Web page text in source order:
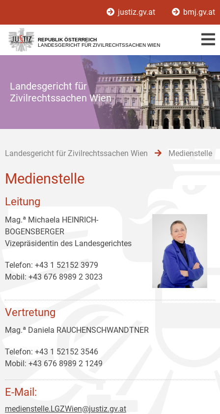
[1]
[2]
[3]
justiz.gv.at bmj.gv.at
REPUBLIK ÖSTERREICH
LANDESGERICHT FÜR ZIVILRECHTSSACHEN WIEN
Landesgericht für
Zivilrechtssachen Wien
Landesgericht für Zivilrechtssachen Wien Medienstelle
Medienstelle
Leitung
Mag.ª Michaela HEINRICH-
BOGENSBERGER
Vizepräsidentin des Landesgerichtes
Telefon: +43 1 52152 3979
Mobil: +43 676 8989 2 3023
Vertretung
Mag.ª Daniela RAUCHENSCHWANDTNER
Telefon: +43 1 52152 3546
Mobil: +43 676 8989 2 1249
E-Mail:
medienstelle.LGZWien@justiz.gv.at